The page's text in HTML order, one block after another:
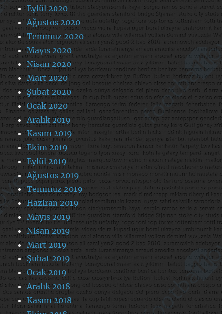
Eylül 2020
Ağustos 2020
Temmuz 2020
Mayıs 2020
Nisan 2020
Mart 2020
Şubat 2020
Ocak 2020
Aralık 2019
Kasım 2019
Ekim 2019
Eylül 2019
Ağustos 2019
Temmuz 2019
Haziran 2019
Mayıs 2019
Nisan 2019
Mart 2019
Şubat 2019
Ocak 2019
Aralık 2018
Kasım 2018